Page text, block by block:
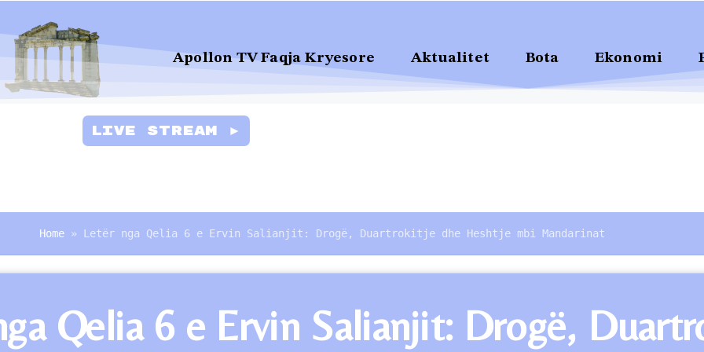
Apollon TV Faqja Kryesore Aktualitet Bota Ekonomi
Live Stream ►
Home » Letër nga Qelia 6 e Ervin Salianjit: Drogë, Duartrokitje dhe Heshtje mbi Mandarinat
Qelia 6 e Ervin Salianjit: Drogë,